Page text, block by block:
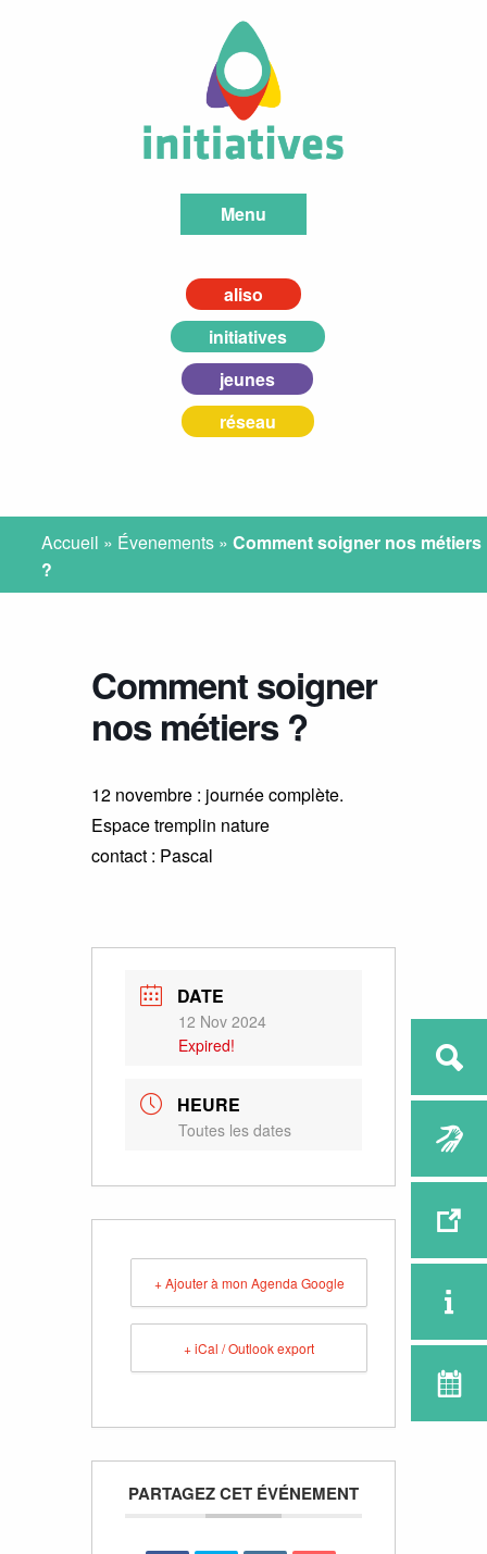
Menu
aliso
initiatives
jeunes
réseau
Accueil » Évenements »Comment soigner nos métiers
?
Comment soigner
nos métiers ?
12 novembre : journée complète.
Espace tremplin nature
contact : Pascal
DATE
12 Nov 2024
Expired!
HEURE
Toutes les dates
+ Ajouter à mon Agenda Google
+ iCal / Outlook export
PARTAGEZ CET ÉVÉNEMENT